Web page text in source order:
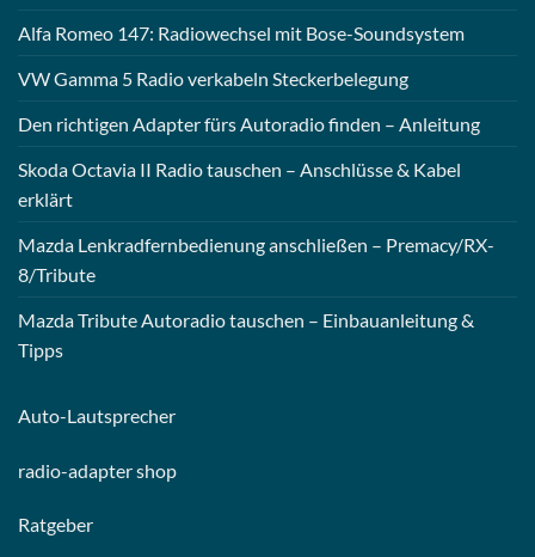
Alfa Romeo 147: Radiowechsel mit Bose-Soundsystem
VW Gamma 5 Radio verkabeln Steckerbelegung
Den richtigen Adapter fürs Autoradio finden – Anleitung
Skoda Octavia II Radio tauschen – Anschlüsse & Kabel
erklärt
Mazda Lenkradfernbedienung anschließen – Premacy/RX-
8/Tribute
Mazda Tribute Autoradio tauschen – Einbauanleitung &
Tipps
Auto-Lautsprecher
radio-adapter shop
Ratgeber